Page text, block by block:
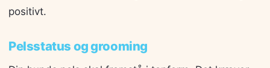
positivt.
Pelsstatus og grooming